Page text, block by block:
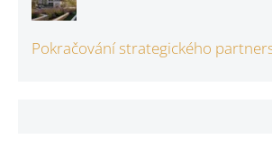
Pokračování strategického